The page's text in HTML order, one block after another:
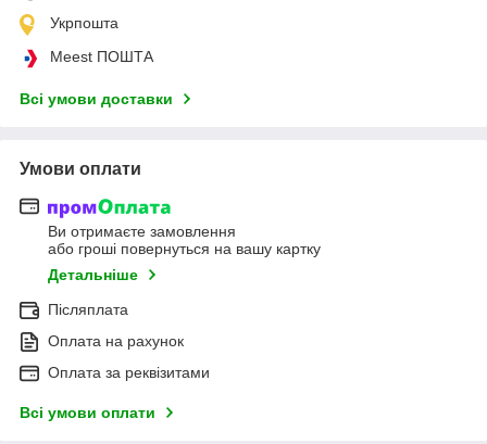
Укрпошта
Meest ПОШТА
Всі умови доставки
Умови оплати
Ви отримаєте замовлення
або гроші повернуться на вашу картку
Детальніше
Післяплата
Оплата на рахунок
Оплата за реквізитами
Всі умови оплати